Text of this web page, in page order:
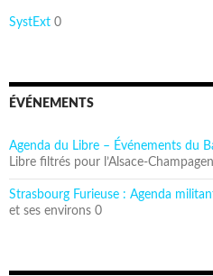
SystExt 0
ÉVÉNEMENTS
Agenda du Libre – Événements du
Libre filtrés pour l’Alsace-
Strasbourg Furieuse : Agenda
et ses environs 0